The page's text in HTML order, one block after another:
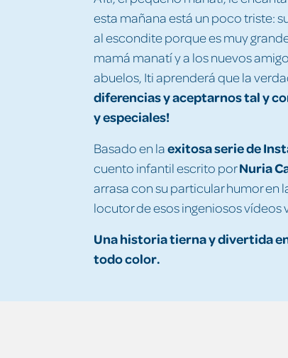
esta mañana está un poco triste:
al escondite porque es muy
mamá manatí y a los nuevos
abuelos, Iti aprenderá que la
diferencias y aceptarnos tal y
y especiales!
Basado en laexitosa serie de
cuento infantil escrito porNuria
arrasa con su particular humor en
locutor de esos ingeniosos vídeos
Una historia tierna y divertida
todo color.